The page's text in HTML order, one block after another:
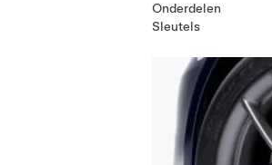
Onderdelen
Sleutels